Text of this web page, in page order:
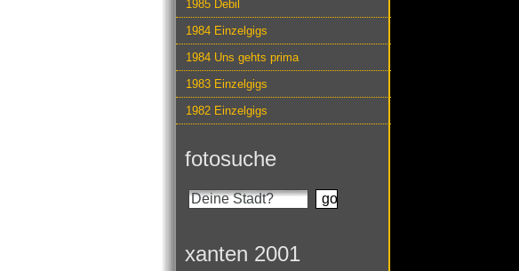
1985 Debil
1984 Einzelgigs
1984 Uns gehts prima
1983 Einzelgigs
1982 Einzelgigs
fotosuche
xanten 2001